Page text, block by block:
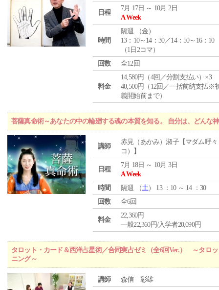
日程
7月 17日 ～ 10月 2日
A Week
時間
隔週 （金）
13：10～14：30／14：50～16：10
（1日2コマ）
回数
全12回
料金
14,580円（4回／分割支払い）×3
40,500円（12回／一括前納支払※
義開始前まで）
菩薩真命術～あなたの中の輪廻する魂の本質を知る。 自分は、どんな
講師
赤見（あかみ）淑子【マダム呼々
コ）】
日程
7月 18日 ～ 10月 3日
A Week
時間
隔週 （土） 13 ：10 ～ 14 ：30
回数
全6回
料金
22,360円
一般22,360円/入学者20,090円
タロット・カード＆西洋占星術／合同実占ゼミ（全6回Ver.） ～タロ
ニング～
講師
森信 彰雄